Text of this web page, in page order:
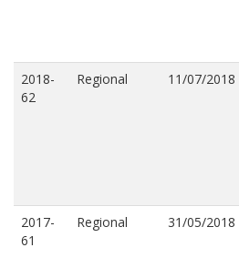
2018-
62
Regional 11/07/2018
2017-
61
Regional 31/05/2018